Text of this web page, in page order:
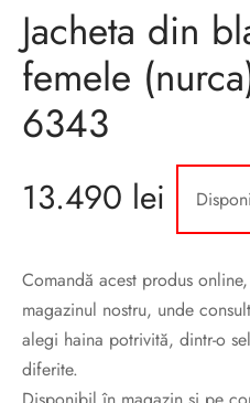
Jacheta din
femele
6343
13.490 lei
Comandă acest produs
magazinul nostru, unde
alegi haina potrivită, dintr-o
diferite.
de blana
blanuri (Fur SPA)